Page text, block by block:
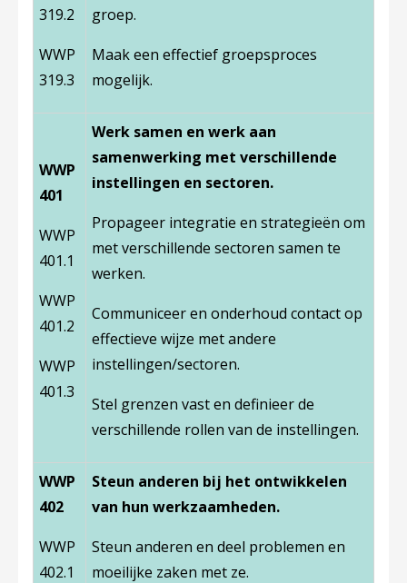
319.2
WWP
319.3
groep.
Maak een effectief groepsproces
mogelijk.
WWP
401
WWP
401.1
WWP
401.2
WWP
401.3
Werk samen en werk aan
samenwerking met verschillende
instellingen en sectoren.
Propageer integratie en strategieën om
met verschillende sectoren samen te
werken.
Communiceer en onderhoud contact op
effectieve wijze met andere
instellingen/sectoren.
Stel grenzen vast en definieer de
verschillende rollen van de instellingen.
WWP
402
WWP
402.1
Steun anderen bij het ontwikkelen
van hun werkzaamheden.
Steun anderen en deel problemen en
moeilijke zaken met ze.